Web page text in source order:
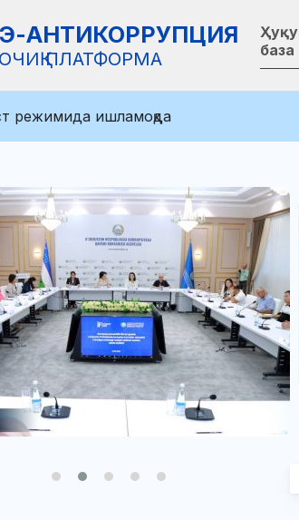
Э-АНТИКОРРУПЦИЯ
ОЧИҚ ПЛАТФОРМА
база
режимида ишламоқда